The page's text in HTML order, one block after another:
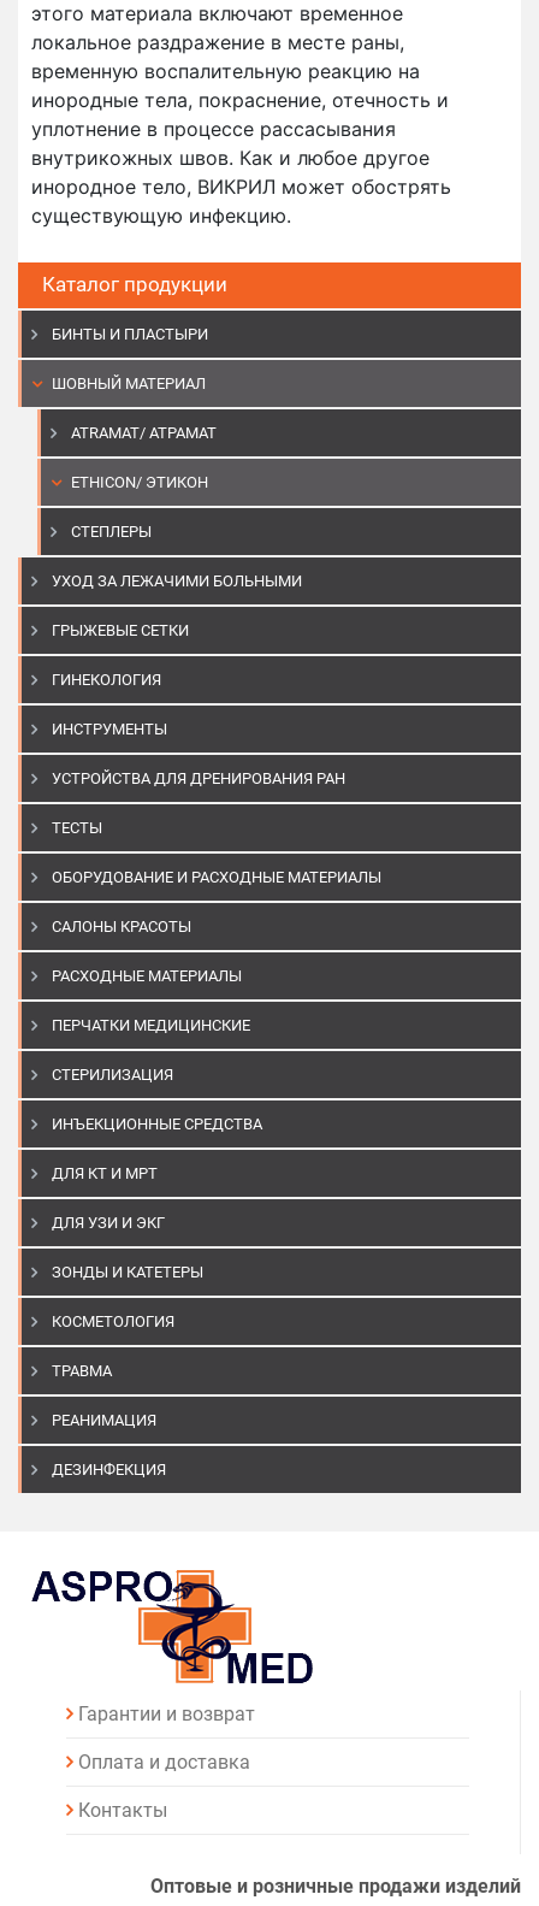
Каталог продукции
БИНТЫ И ПЛАСТЫРИ
ШОВНЫЙ МАТЕРИАЛ
ATRAMAT/ АТРАМАТ
ETHICON/ ЭТИКОН
СТЕПЛЕРЫ
УХОД ЗА ЛЕЖАЧИМИ БОЛЬНЫМИ
ГРЫЖЕВЫЕ СЕТКИ
ГИНЕКОЛОГИЯ
ИНСТРУМЕНТЫ
УСТРОЙСТВА ДЛЯ ДРЕНИРОВАНИЯ РАН
ТЕСТЫ
ОБОРУДОВАНИЕ И РАСХОДНЫЕ МАТЕРИАЛЫ
САЛОНЫ КРАСОТЫ
РАСХОДНЫЕ МАТЕРИАЛЫ
ПЕРЧАТКИ МЕДИЦИНСКИЕ
СТЕРИЛИЗАЦИЯ
ИНЪЕКЦИОННЫЕ СРЕДСТВА
ДЛЯ КТ И МРТ
ДЛЯ УЗИ И ЭКГ
ЗОНДЫ И КАТЕТЕРЫ
КОСМЕТОЛОГИЯ
ТРАВМА
РЕАНИМАЦИЯ
ДЕЗИНФЕКЦИЯ
этого материала включают временное
локальное раздражение в месте раны,
временную воспалительную реакцию на
инородные тела, покраснение, отечность и
уплотнение в процессе рассасывания
внутрикожных швов. Как и любое другое
инородное тело, ВИКРИЛ может обострять
существующую инфекцию.
Гарантии и возврат
Оплата и доставка
Контакты
Оптовые и розничные продажи изделий